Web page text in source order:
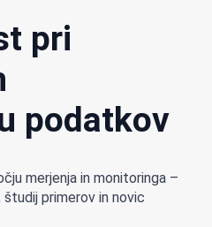
pri
podatkov
merjenja in monitoringa –
primerov in novic